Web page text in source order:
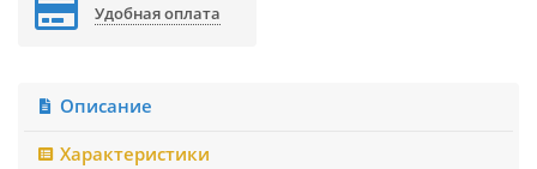
Удобная оплата
Описание
Характеристики